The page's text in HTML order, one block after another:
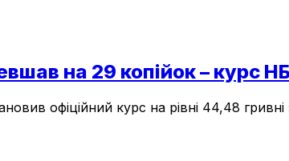
на 29 копійок – курс
офіційний курс на рівні 44,48